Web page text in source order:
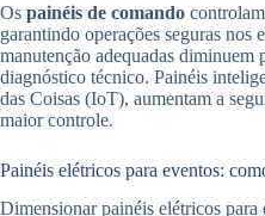
Os painéis de comando
garantindo operações seguras nos
manutenção adequadas diminuem
diagnóstico técnico. Painéis
das Coisas (IoT), aumentam a
maior controle.
Painéis elétricos para eventos:
Dimensionar painéis elétricos para